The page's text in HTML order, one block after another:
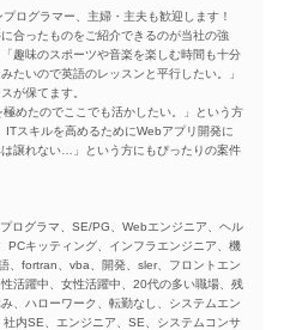
ログラマー、主婦・主夫も歓迎します！
合ったものをご紹介できるのが当社の強
趣味のスポーツや音楽を楽しむ時間も十分
たいので英語のレッスンと平行したい。」
が保てます。
めたのでここでも活かしたい。」という方
スキルを高めるためにWebアプリ開発に
譲れない…」という方にもぴったりの案件
ログラマ、SE/PG、Webエンジニア、ヘル
PCキッティング、インフラエンジニア、機
、fortran、vba、開発、sler、フロントエン
活躍中、女性活躍中、20代の多い職場、残
、ハローワーク、転勤なし、システムエン
内SE、エンジニア、SE、システムコンサ